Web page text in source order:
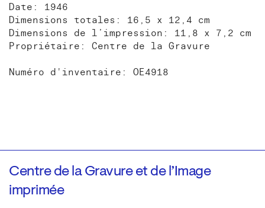
Date: 1946
Dimensions totales: 16,5 x 12,4 cm
Dimensions de l’impression: 11,8 x 7,2 cm
Propriétaire: Centre de la Gravure
Numéro d'inventaire: OE4918
Centre de la Gravure et de l’Image
imprimée